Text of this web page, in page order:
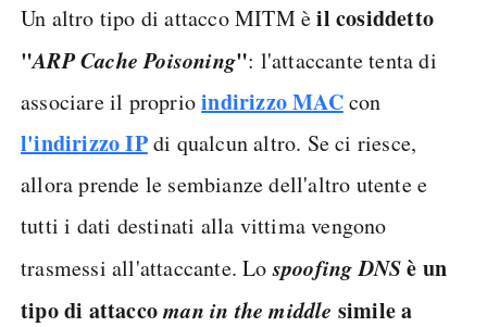
Un altro tipo di attacco MITM èil cosiddetto
"ARP Cache Poisoning": l'attaccante tenta di
associare il proprioindirizzo MACcon
l'indirizzo IPdi qualcun altro. Se ci riesce,
allora prende le sembianze dell'altro utente e
tutti i dati destinati alla vittima vengono
trasmessi all'attaccante. Lospoofing DNSè un
tipo di attaccoman in the middle simile a